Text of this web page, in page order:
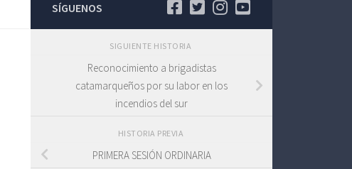
SÍGUENOS
SIGUIENTE HISTORIA
Reconocimiento a brigadistas
catamarqueños por su labor en los
incendios del sur
HISTORIA PREVIA
PRIMERA SESIÓN ORDINARIA